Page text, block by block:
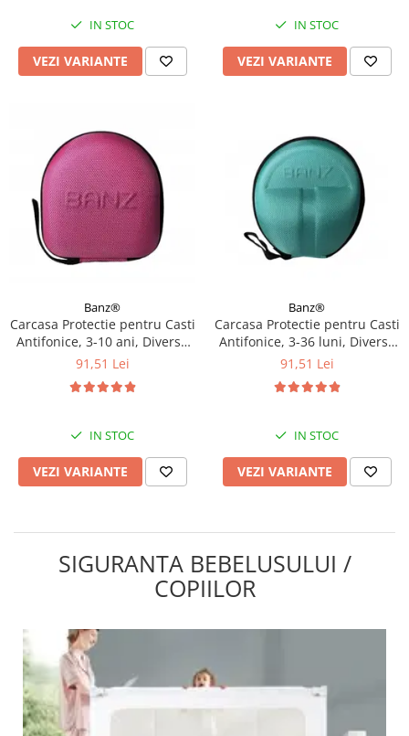
IN STOC
VEZI VARIANTE
IN STOC
VEZI VARIANTE
Banz®
Carcasa Protectie pentru Casti
Antifonice, 3-10 ani, Diverse
culori
91,51 Lei
IN STOC
VEZI VARIANTE
Banz®
Carcasa Protectie pentru Casti
Antifonice, 3-36 luni, Diverse
culori
91,51 Lei
IN STOC
VEZI VARIANTE
SIGURANTA BEBELUSULUI /
COPIILOR